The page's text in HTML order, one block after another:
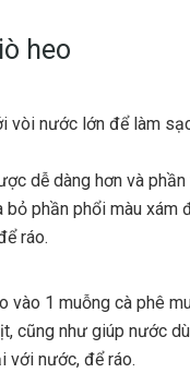
heo
vòi nước lớn để làm
dễ dàng hơn và
bỏ phần phổi màu xám
ráo.
vào 1 muỗng cà phê
cũng như giúp nước
với nước, để ráo.